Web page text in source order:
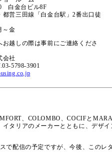
白金台ビル8F
都営三田線「白金台駅」2番出口徒
～金
越しの際は事前にご連絡くださ
会社
5798-3901
、COLOMBO、COCIFと
イタリアのメーカーとともに、デザ
で配信の予定ですが、今後、この